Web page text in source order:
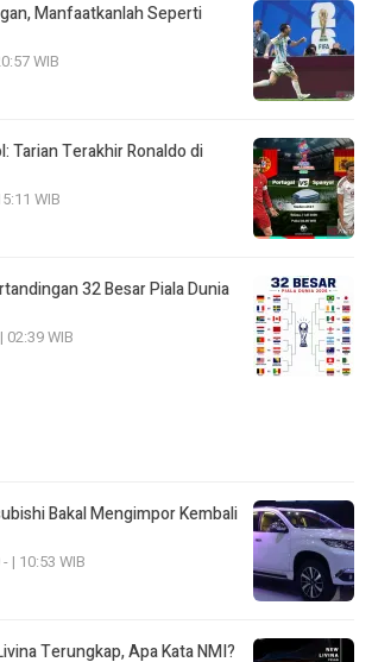
Manfaatkanlah Seperti
WIB
Tarian Terakhir Ronaldo di
WIB
32 Besar Piala Dunia
02:39 WIB
Bakal Mengimpor Kembali
| 10:53 WIB
Terungkap, Apa Kata NMI?